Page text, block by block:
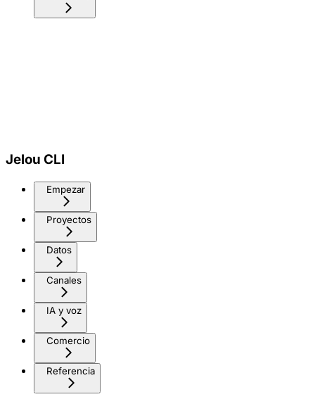
Jelou CLI
Empezar
Proyectos
Datos
Canales
IA y voz
Comercio
Referencia